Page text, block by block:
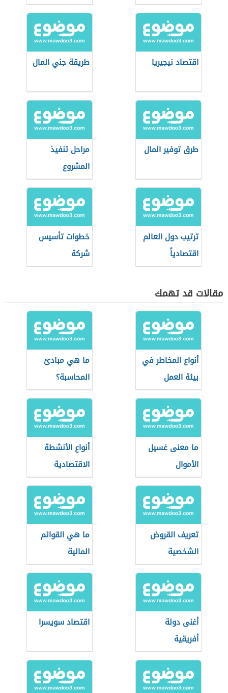
اقتصاد نيجيريا طريقة جني المال
طرق توفير المال
مراحل تنفيذ
المشروع
ترتيب دول العالم
اقتصادياً
خطوات تأسيس
شركة
مقالات قد تهمك
أنواع المخاطر في
بيئة العمل
ما هي مبادئ
المحاسبة؟
ما معنى غسيل
الأموال
أنواع الأنشطة
الاقتصادية
تعريف القروض
الشخصية
ما هي القوائم
المالية
أغنى دولة
أفريقية
اقتصاد سويسرا